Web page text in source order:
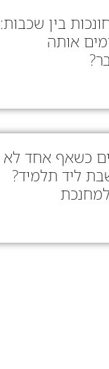
בין שכבות:
אותה
כשאף אחד לא
ליד תלמיד?